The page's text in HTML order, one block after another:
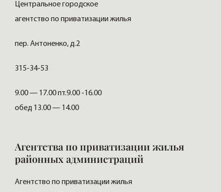
Центральное городское
агентство по приватизации жилья
пер. Антоненко, д.2
315-34-53
9.00 — 17.00 пт.9.00 -16.00
обед 13.00 — 14.00
Агентства по приватизации жилья
районных администраций
Агентство по приватизации жилья